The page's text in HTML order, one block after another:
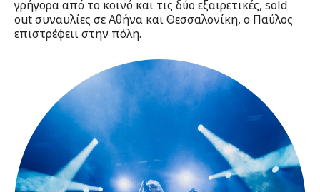
γρήγορα από το κοινό και τις δύο εξαιρετικές, sold
out συναυλίες σε Αθήνα και Θεσσαλονίκη, ο Παύλος
επιστρέφει​ι στην πόλη.